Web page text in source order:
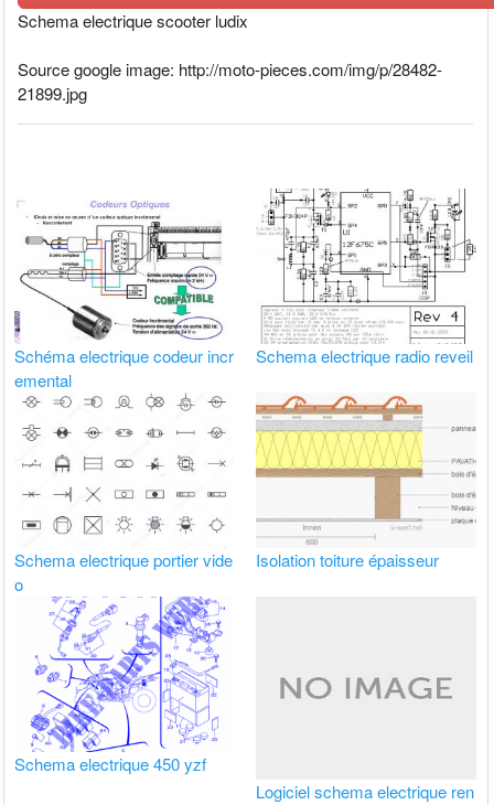
Schema electrique scooter ludix
Source google image: http://moto-pieces.com/img/p/28482-
21899.jpg
Schéma electrique codeur incr
emental
Schema electrique radio reveil
Schema electrique portier vide
o
Isolation toiture épaisseur
Schema electrique 450 yzf
Logiciel schema electrique ren